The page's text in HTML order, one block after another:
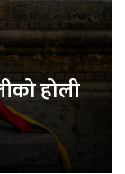
होली